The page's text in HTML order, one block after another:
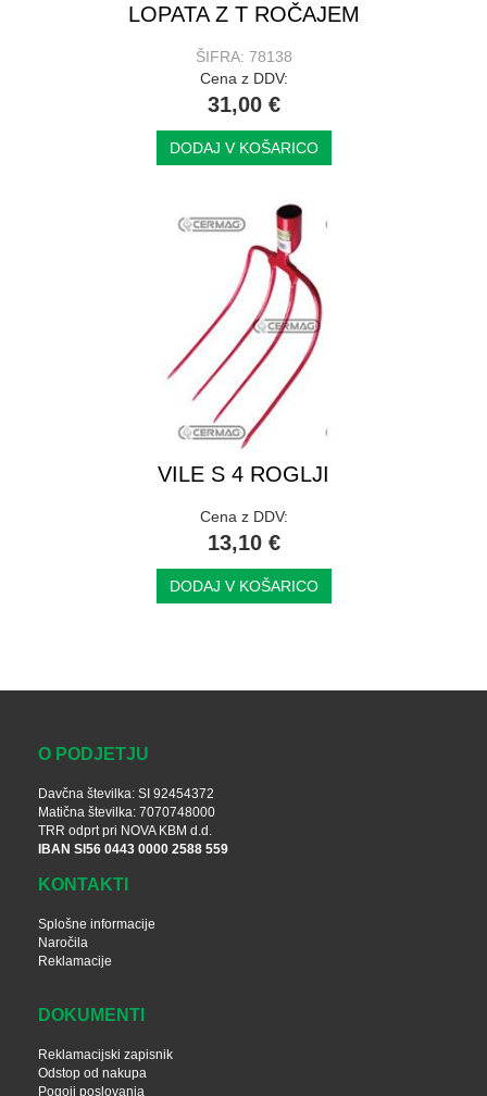
LOPATA Z T ROČAJEM
ŠIFRA: 78138
Cena z DDV:
31,00 €
DODAJ V KOŠARICO
VILE S 4 ROGLJI
Cena z DDV:
13,10 €
DODAJ V KOŠARICO
O PODJETJU
Davčna številka: SI 92454372
Matična številka: 7070748000
TRR odprt pri NOVA KBM d.d.
IBAN SI56 0443 0000 2588 559
KONTAKTI
Splošne informacije
Naročila
Reklamacije
DOKUMENTI
Reklamacijski zapisnik
Odstop od nakupa
Pogoji poslovanja